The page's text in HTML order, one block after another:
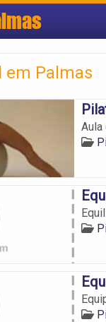
em Palmas